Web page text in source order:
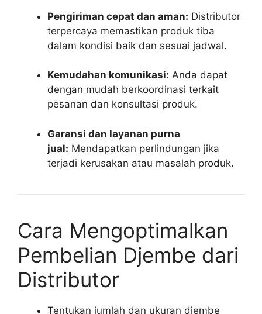
Pengiriman cepat dan aman: Distributor
terpercaya memastikan produk tiba
dalam kondisi baik dan sesuai jadwal.
Kemudahan komunikasi: Anda dapat
dengan mudah berkoordinasi terkait
pesanan dan konsultasi produk.
Garansi dan layanan purna
jual: Mendapatkan perlindungan jika
terjadi kerusakan atau masalah produk.
Cara Mengoptimalkan
Pembelian Djembe dari
Distributor
Tentukan jumlah dan ukuran djembe